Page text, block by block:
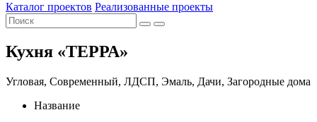
Каталог проектов Реализованные проекты
Кухня «ТЕРРА»
Угловая, Современный, ЛДСП, Эмаль, Дачи, Загородные дома
Название